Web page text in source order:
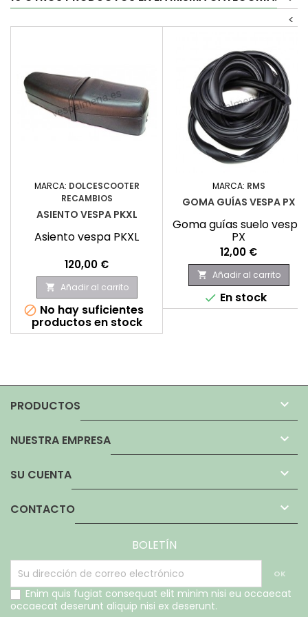
<
MARCA: DOLCESCOOTER
RECAMBIOS
ASIENTO VESPA PKXL
Asiento vespa PKXL
Precio
120,00 €
 Añadir al carrito
 No hay suficientes
productos en stock
MARCA: RMS
GOMA GUÍAS VESPA PX
Goma guías suelo vespa
PX
Precio
12,00 €
 Añadir al carrito
 En stock
PRODUCTOS 
NUESTRA EMPRESA 
SU CUENTA 
CONTACTO 
BOLETÍN
Enim quis fugiat consequat elit minim nisi eu occaecat
occaecat deserunt aliquip nisi ex deserunt.